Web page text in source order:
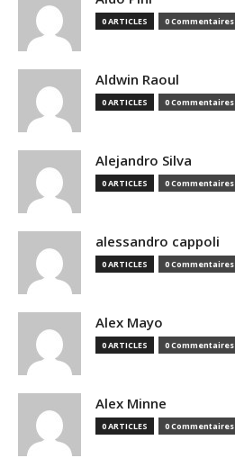
0 ARTICLES 0 Commentaires
Aldwin Raoul
0 ARTICLES 0 Commentaires
Alejandro Silva
0 ARTICLES 0 Commentaires
alessandro cappoli
0 ARTICLES 0 Commentaires
Alex Mayo
0 ARTICLES 0 Commentaires
Alex Minne
0 ARTICLES 0 Commentaires